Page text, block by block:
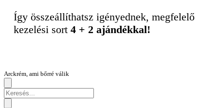
Így összeállíthatsz igényednek, megfelelő
kezelési sort 4 + 2 ajándékkal!
Arckrém, ami bőrré válik